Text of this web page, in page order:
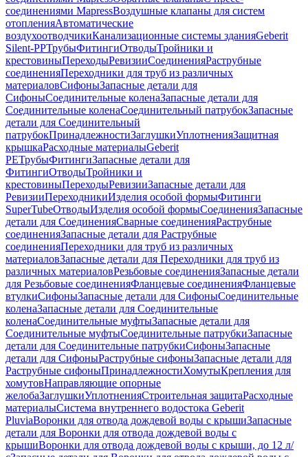
соединениями MapressВоздушные клапаны для систем
отопленияАвтоматические
воздухоотводчикиКанализационные системы зданияGeberit
Silent-PPТрубыФитингиОтводыТройники и
крестовиныПереходыРевизииСоединенияРаструбные
соединенияПереходники для труб из различных
материаловСифоныЗапасные детали для
СифоныСоединительные коленаЗапасные детали для
Соединительные коленаСоединительный патрубокЗапасные
детали для Соединительный
патрубокПринадлежностиЗаглушкиУплотненияЗащитная
крышкаРасходные материалыGeberit
PEТрубыФитингиЗапасные детали для
ФитингиОтводыТройники и
крестовиныПереходыРевизииЗапасные детали для
РевизииПереходникиИзделия особой формыФитинги
SuperTubeОтводыИзделия особой формыСоединенияЗапасные
детали для СоединенияСварные соединенияРаструбные
соединенияЗапасные детали для Раструбные
соединенияПереходники для труб из различных
материаловЗапасные детали для Переходники для труб из
различных материаловРезьбовые соединенияЗапасные детали
для Резьбовые соединенияФланцевые соединенияФланцевые
втулкиСифоныЗапасные детали для СифоныСоединительные
коленаЗапасные детали для Соединительные
коленаСоединительные муфтыЗапасные детали для
Соединительные муфтыСоединительные патрубкиЗапасные
детали для Соединительные патрубкиСифоныЗапасные
детали для СифоныРаструбные сифоныЗапасные детали для
Раструбные сифоныПринадлежностиХомутыКрепления для
хомутовНаправляющие опорные
желобаЗаглушкиУплотненияСтроительная защитаРасходные
материалыСистема внутреннего водостока Geberit
PluviaВоронки для отвода дождевой воды с крышиЗапасные
детали для Воронки для отвода дождевой воды с
крышиВоронки для отвода дождевой воды с крыши, до 12 л/